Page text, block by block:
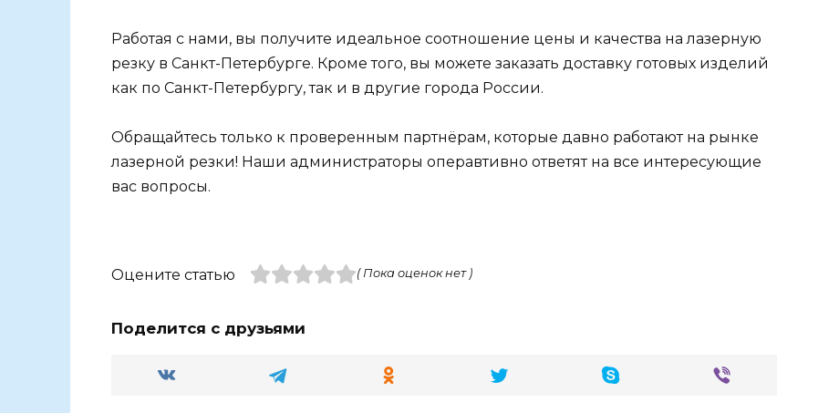
Работая с нами, вы получите идеальное соотношение цены и качества на лазерную
резку в Санкт-Петербурге. Кроме того, вы можете заказать доставку готовых изделий
как по Санкт-Петербургу, так и в другие города России.
Обращайтесь только к проверенным партнёрам, которые давно работают на рынке
лазерной резки! Наши администраторы операвтивно ответят на все интересующие
вас вопросы.
Оцените статью ( Пока оценок нет )
Поделится с друзьями